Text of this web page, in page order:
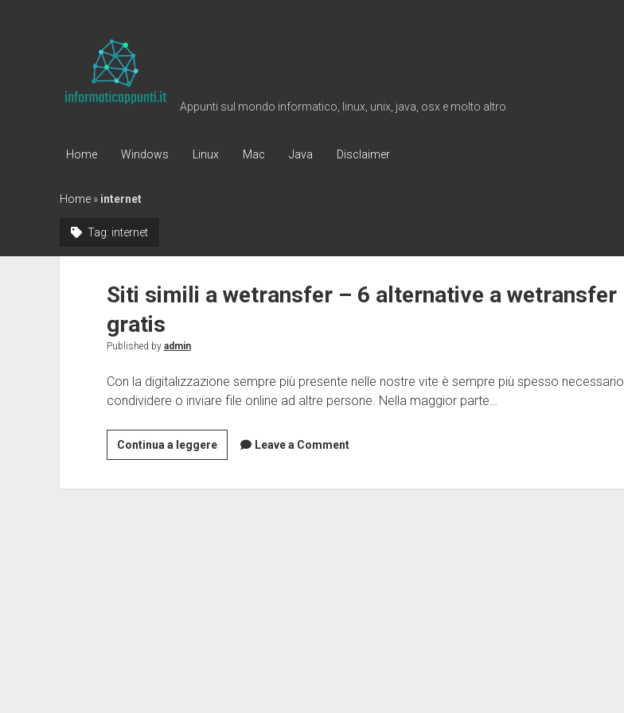
Informaticappunti
Appunti sul mondo informatico, linux, unix, java, osx e molto altro
Home Windows Linux Mac Java Disclaimer
Home» internet
Tag: internet
Siti simili a wetransfer – 6 alternative a wetransfer
gratis
Published by admin
Con la digitalizzazione sempre più presente nelle nostre vite è sempre più spesso necessario
condividere o inviare file online ad altre persone. Nella maggior parte…
Continua a leggereSiti
simili
Leave a Comment